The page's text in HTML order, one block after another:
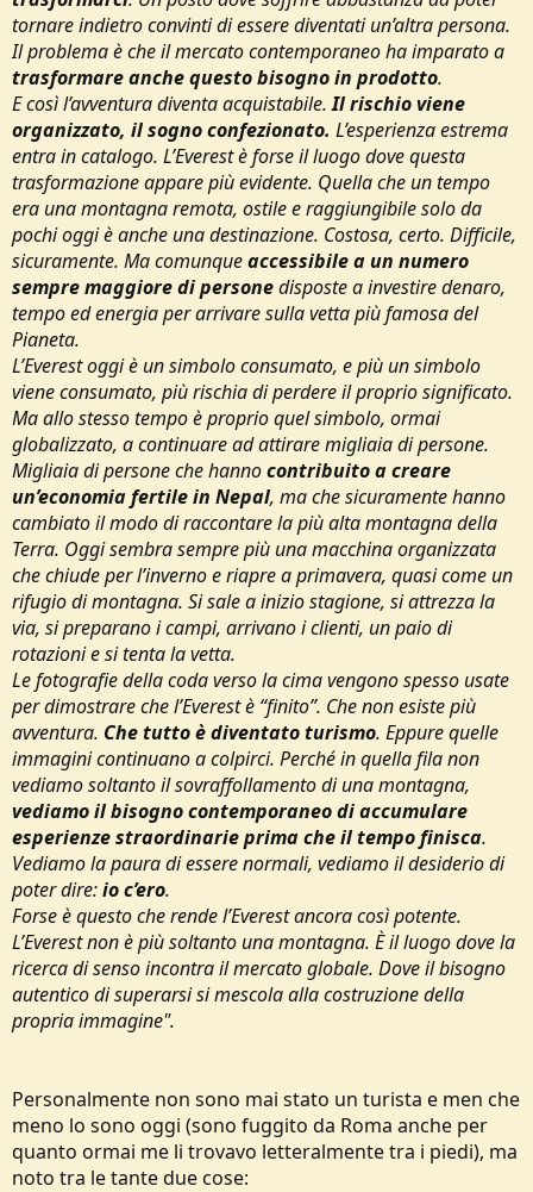
tornare indietro convinti di essere diventati un’altra persona.
Il problema è che il mercato contemporaneo ha imparato a
trasformareanche questo bisogno in prodotto.
E così l’avventura diventa acquistabile.Il rischio viene
organizzato, il sogno confezionato. L’esperienza estrema
entra in catalogo. L’Everest è forse il luogo dove questa
trasformazione appare più evidente. Quella che un tempo
era una montagna remota, ostile e raggiungibile solo da
pochi oggi è anche una destinazione. Costosa, certo. Difficile,
sicuramente. Ma comunqueaccessibile a un numero
sempre maggiore di personedisposte a investire denaro,
tempo ed energia per arrivare sulla vetta più famosa del
Pianeta.
L’Everest oggi è un simbolo consumato, e più un simbolo
viene consumato, più rischia di perdere il proprio significato.
Ma allo stesso tempo è proprio quel simbolo, ormai
globalizzato, a continuare ad attirare migliaia di persone.
Migliaia di persone che hannocontribuito a creare
un’economia fertile in Nepal, ma che sicuramente hanno
cambiato il modo di raccontare la più alta montagna della
Terra. Oggi sembra sempre più una macchina organizzata
che chiude per l’inverno e riapre a primavera, quasi come un
rifugio di montagna. Si sale a inizio stagione, si attrezza la
via, si preparano i campi, arrivano i clienti, un paio di
rotazioni e si tenta la vetta.
Le fotografie della coda verso la cima vengono spesso usate
per dimostrare che l’Everest è “finito”. Che non esiste più
avventura. Che tutto è diventato turismo. Eppure quelle
immagini continuano a colpirci. Perché in quella fila non
vediamo soltanto il sovraffollamento di una montagna,
vediamo il bisogno contemporaneo di accumulare
esperienze straordinarie prima che il tempo finisca.
Vediamo la paura di essere normali, vediamo il desiderio di
poter dire:io c’ero.
Forse è questo che rende l’Everest ancora così potente.
L’Everest non è più soltanto una montagna. È il luogo dove la
ricerca di senso incontra il mercato globale. Dove il bisogno
autentico di superarsi si mescola alla costruzione della
propria immagine".
Personalmente non sono mai stato un turista e men che
meno lo sono oggi (sono fuggito da Roma anche per
quanto ormai me li trovavo letteralmente tra i piedi), ma
noto tra le tante due cose: